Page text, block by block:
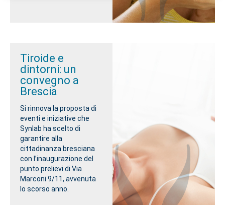
Tiroide e
dintorni: un
convegno a
Brescia
Si rinnova la proposta di
eventi e iniziative che
Synlab ha scelto di
garantire alla
cittadinanza bresciana
con l’inaugurazione del
punto prelievi di Via
Marconi 9/11, avvenuta
lo scorso anno.